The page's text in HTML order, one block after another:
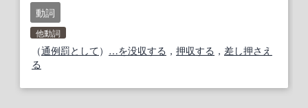
動詞
他動詞
（通例罰として） …を没収する ， 押収する ， 差し押さえ
る